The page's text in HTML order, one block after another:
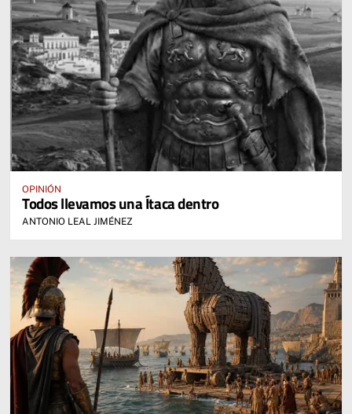
OPINIÓN
Todos llevamos una Ítaca dentro
ANTONIO LEAL JIMÉNEZ